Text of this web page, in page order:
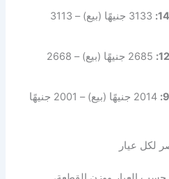
3133 جنيهًا (بيع) – 3113
2685 جنيهًا (بيع) – 2668
2014 جنيهًا (بيع) – 2001 جنيهًا
لكل عيار